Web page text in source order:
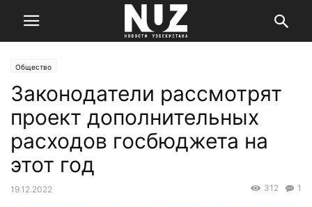
Общество
Законодатели рассмотрят
проект дополнительных
расходов госбюджета на
этот год
19.12.2022 1
312